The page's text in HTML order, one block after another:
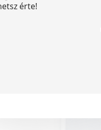
érte!